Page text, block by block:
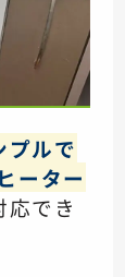
プルで
ーター
でき